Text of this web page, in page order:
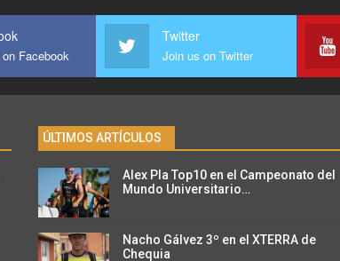
Facebook
Twitter
Join us on Twitter
ÚLTIMOS ARTÍCULOS
Alex Pla Top10 en el Campeonato del
Mundo Universitario…
Nacho Gálvez 3º en el XTERRA de
Chequia